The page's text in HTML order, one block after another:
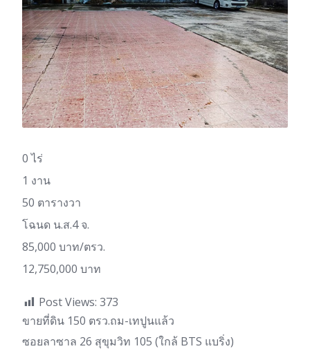
0 ไร่
1 งาน
50 ตารางวา
โฉนด น.ส.4 จ.
85,000 บาท/ตรว.
12,750,000 บาท
Post Views: 373
ขายที่ดิน 150 ตรว.ถม-เทปูนแล้ว
ซอยลาซาล 26 สุขุมวิท 105 (ใกล้ BTS แบริ่ง)